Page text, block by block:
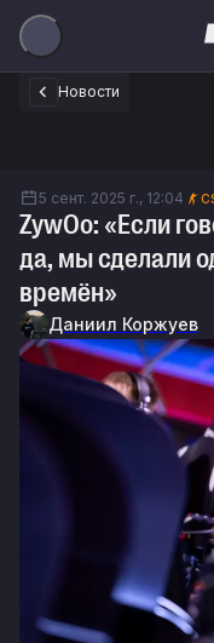
Новости
5 сент. 2025 г., 12:04
ZywOo: «Если
да, мы сделали
времён»
Даниил Коржуев